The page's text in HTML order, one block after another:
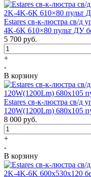
Estares св-к-люстра св/д
4K-6K 610×80 пульт ДУ
5 700 руб.
+
-
В корзину
Estares св-к-люстра св/д
120W(1200Lm) 680х105
8 000 руб.
+
-
В корзину